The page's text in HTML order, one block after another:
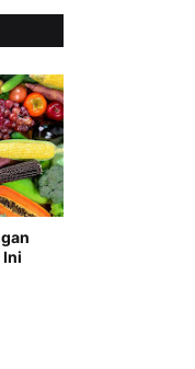
Ini